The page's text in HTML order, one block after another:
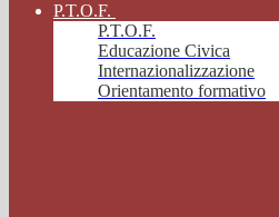
P.T.O.F.
P.T.O.F.
Educazione Civica
Internazionalizzazione
Orientamento formativo